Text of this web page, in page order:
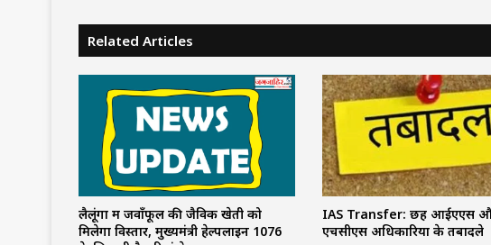
Related Articles
लैलूंगा में जवाँफूल की जैविक खेती को
मिलेगा विस्तार, मुख्यमंत्री हेल्पलाइन 1076
IAS Transfer: छह आईएएस
एचसीएस अधिकारियों के तबादले